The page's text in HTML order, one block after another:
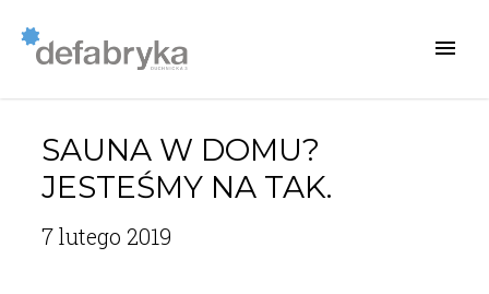
SAUNA W DOMU?
JESTEŚMY NA TAK.
7 lutego 2019